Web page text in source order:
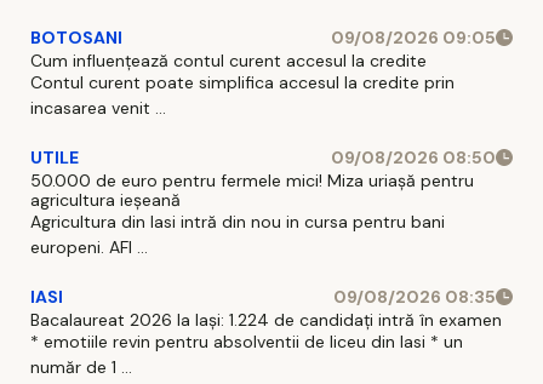
BOTOSANI
09/08/2026 09:05
Cum influențează contul curent accesul la credite
Contul curent poate simplifica accesul la credite prin
incasarea venit ...
UTILE
09/08/2026 08:50
50.000 de euro pentru fermele mici! Miza uriașă pentru
agricultura ieșeană
Agricultura din Iasi intră din nou in cursa pentru bani
europeni. AFI ...
IASI
09/08/2026 08:35
Bacalaureat 2026 la Iași: 1.224 de candidați intră în examen
* emotiile revin pentru absolventii de liceu din Iasi * un
număr de 1 ...